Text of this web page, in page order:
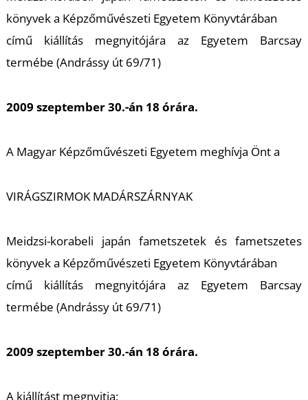
könyvek a Képzőművészeti Egyetem Könyvtárában
című kiállítás megnyitójára az Egyetem Barcsay
termébe (Andrássy út 69/71)
2009 szeptember 30.-án 18 órára.
A Magyar Képzőművészeti Egyetem meghívja Önt a
VIRÁGSZIRMOK MADÁRSZÁRNYAK
Meidzsi-korabeli japán fametszetek és fametszetes
könyvek a Képzőművészeti Egyetem Könyvtárában
című kiállítás megnyitójára az Egyetem Barcsay
termébe (Andrássy út 69/71)
2009 szeptember 30.-án 18 órára.
A kiállítást megnyitja: